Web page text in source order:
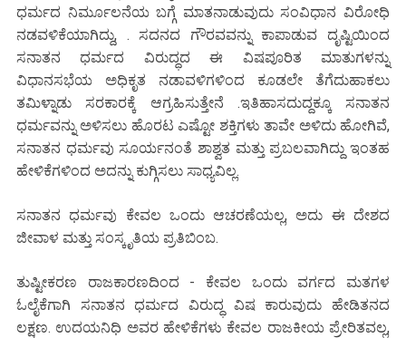
ಧರ್ಮದ ನಿರ್ಮೂಲನೆಯ ಬಗ್ಗೆ ಮಾತನಾಡುವುದು ಸಂವಿಧಾನ ವಿರೋಧಿ
ನಡವಳಿಕೆಯಾಗಿದ್ದು, . ಸದನದ ಗೌರವವನ್ನು ಕಾಪಾಡುವ ದೃಷ್ಟಿಯಿಂದ
ಸನಾತನ ಧರ್ಮದ ವಿರುದ್ಧದ ಈ ವಿಷಪೂರಿತ ಮಾತುಗಳನ್ನು
ವಿಧಾನಸಭೆಯ ಅಧಿಕೃತ ನಡಾವಳಿಗಳಿಂದ ಕೂಡಲೇ ತೆಗೆದುಹಾಕಲು
ತಮಿಳ್ನಾಡು ಸರಕಾರಕ್ಕೆ ಆಗ್ರಹಿಸುತ್ತೇನೆ .ಇತಿಹಾಸದುದ್ದಕ್ಕೂ ಸನಾತನ
ಧರ್ಮವನ್ನು ಅಳಿಸಲು ಹೊರಟ ಎಷ್ಟೋ ಶಕ್ತಿಗಳು ತಾವೇ ಅಳಿದು ಹೋಗಿವೆ,
ಸನಾತನ ಧರ್ಮವು ಸೂರ್ಯನಂತೆ ಶಾಶ್ವತ ಮತ್ತು ಪ್ರಬಲವಾಗಿದ್ದು ಇಂತಹ
ಹೇಳಿಕೆಗಳಿಂದ ಅದನ್ನು ಕುಗ್ಗಿಸಲು ಸಾಧ್ಯವಿಲ್ಲ.
ಸನಾತನ ಧರ್ಮವು ಕೇವಲ ಒಂದು ಆಚರಣೆಯಲ್ಲ, ಅದು ಈ ದೇಶದ
ಜೀವಾಳ ಮತ್ತು ಸಂಸ್ಕೃತಿಯ ಪ್ರತಿಬಿಂಬ.
ತುಷ್ಟೀಕರಣ ರಾಜಕಾರಣದಿಂದ - ಕೇವಲ ಒಂದು ವರ್ಗದ ಮತಗಳ
ಓಲೈಕೆಗಾಗಿ ಸನಾತನ ಧರ್ಮದ ವಿರುದ್ಧ ವಿಷ ಕಾರುವುದು ಹೇಡಿತನದ
ಲಕ್ಷಣ. ಉದಯನಿಧಿ ಅವರ ಹೇಳಿಕೆಗಳು ಕೇವಲ ರಾಜಕೀಯ ಪ್ರೇರಿತವಲ್ಲ,